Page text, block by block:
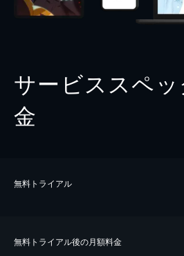
サービススペ
金
無料トライアル
無料トライアル後の⽉額料金